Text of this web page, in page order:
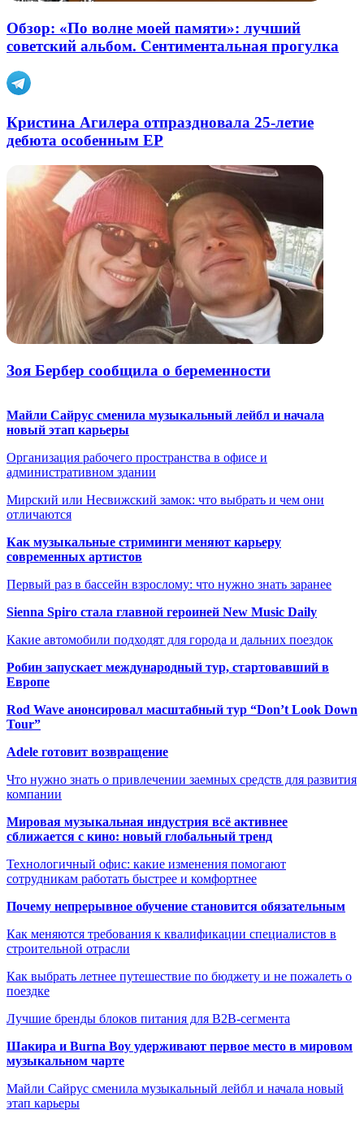
Обзор: «По волне моей памяти»: лучший
советский альбом. Сентиментальная прогулка
Кристина Агилера отпраздновала 25-летие
дебюта особенным EP
Зоя Бербер сообщила о беременности
Майли Сайрус сменила музыкальный лейбл и начала
новый этап карьеры
Организация рабочего пространства в офисе и
административном здании
Мирский или Несвижский замок: что выбрать и чем они
отличаются
Как музыкальные стриминги меняют карьеру
современных артистов
Первый раз в бассейн взрослому: что нужно знать заранее
Sienna Spiro стала главной героиней New Music Daily
Какие автомобили подходят для города и дальних поездок
Робин запускает международный тур, стартовавший в
Европе
Rod Wave анонсировал масштабный тур “Don’t Look Down
Tour”
Adele готовит возвращение
Что нужно знать о привлечении заемных средств для развития
компании
Мировая музыкальная индустрия всё активнее
сближается с кино: новый глобальный тренд
Технологичный офис: какие изменения помогают
сотрудникам работать быстрее и комфортнее
Почему непрерывное обучение становится обязательным
Как меняются требования к квалификации специалистов в
строительной отрасли
Как выбрать летнее путешествие по бюджету и не пожалеть о
поездке
Лучшие бренды блоков питания для B2B-сегмента
Шакира и Burna Boy удерживают первое место в мировом
музыкальном чарте
Майли Сайрус сменила музыкальный лейбл и начала новый
этап карьеры